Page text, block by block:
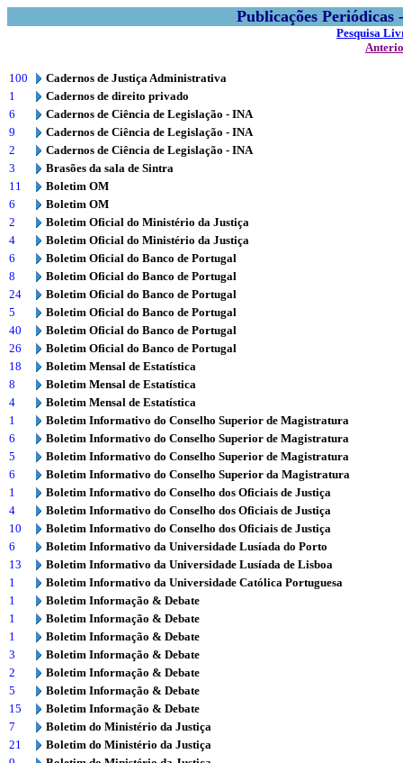
Publicações
Pesquisa
100
Cadernos de Justiça Administrativa
1
Cadernos de direito privado
6
Cadernos de Ciência de Legislação - INA
9
Cadernos de Ciência de Legislação - INA
2
Cadernos de Ciência de Legislação - INA
3
Brasões da sala de Sintra
11
Boletim OM
6
Boletim OM
2
Boletim Oficial do Ministério da Justiça
4
Boletim Oficial do Ministério da Justiça
6
Boletim Oficial do Banco de Portugal
8
Boletim Oficial do Banco de Portugal
24
Boletim Oficial do Banco de Portugal
5
Boletim Oficial do Banco de Portugal
40
Boletim Oficial do Banco de Portugal
26
Boletim Oficial do Banco de Portugal
18
Boletim Mensal de Estatística
8
Boletim Mensal de Estatística
4
Boletim Mensal de Estatística
1
Boletim Informativo do Conselho Superior de Magistratura
6
Boletim Informativo do Conselho Superior de Magistratura
5
Boletim Informativo do Conselho Superior de Magistratura
6
Boletim Informativo do Conselho Superior da Magistratura
1
Boletim Informativo do Conselho dos Oficiais de Justiça
4
Boletim Informativo do Conselho dos Oficiais de Justiça
10
Boletim Informativo do Conselho dos Oficiais de Justiça
6
Boletim Informativo da Universidade Lusíada do Porto
13
Boletim Informativo da Universidade Lusíada de Lisboa
1
Boletim Informativo da Universidade Católica Portuguesa
1
Boletim Informação & Debate
1
Boletim Informação & Debate
1
Boletim Informação & Debate
3
Boletim Informação & Debate
2
Boletim Informação & Debate
5
Boletim Informação & Debate
15
Boletim Informação & Debate
7
Boletim do Ministério da Justiça
21
Boletim do Ministério da Justiça